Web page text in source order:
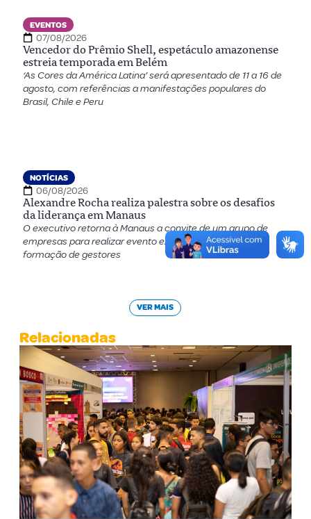
EVENTOS
07/08/2026
Vencedor do Prêmio Shell, espetáculo amazonense
estreia temporada em Belém
‘As Cores da América Latina’ será apresentado de 11 a 16 de
agosto, com referências a manifestações populares do
Brasil, Chile e Peru
NOTÍCIAS
06/08/2026
Alexandre Rocha realiza palestra sobre os desafios
da liderança em Manaus
O executivo retorna à Manaus a convite de um grupo de
empresas para realizar evento exclusivo voltado para a
formação de gestores
VER MAIS
Relacionadas